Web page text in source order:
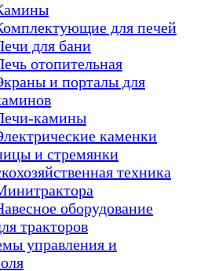
для печей
для бани
отопительная
и порталы для
камины
каменки
и стремянки
техника
оборудование
тракторов
управления и